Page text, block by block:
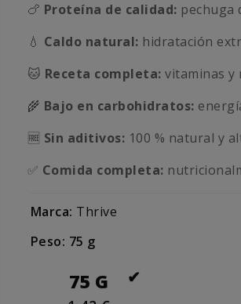
🍗 Proteína de calidad: pechuga
💧 Caldo natural: hidratación
🐱 Receta completa: vitaminas y
🌾 Bajo en carbohidratos:
🆓 Sin aditivos: 100 % natural y
✅ Comida completa:
Marca: Thrive
Peso: 75 g
75 G